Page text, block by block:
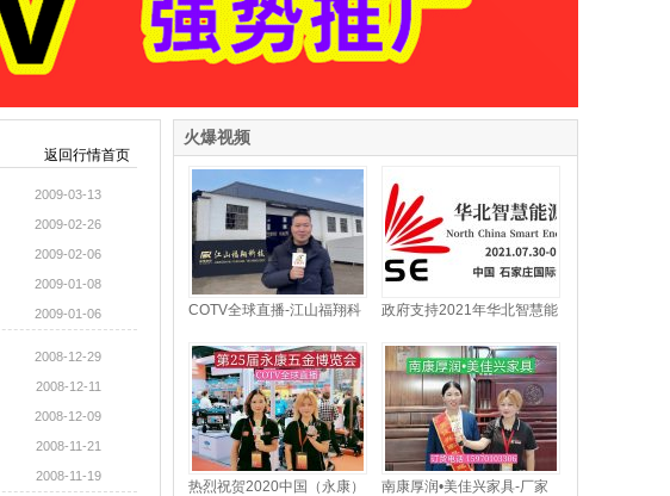
返回行情首页
2009-03-13
2009-02-26
2009-02-06
2009-01-08
2009-01-06
2008-12-29
2008-12-11
2008-12-09
2008-11-21
2008-11-19
火爆视频
COTV全球直播-江山福翔科
柱下料机、羽毛球磨头机、
羽毛球头下料机、羽毛球组
装机、勾线机、羽毛球钻孔
机等非标设备，及生产配套
台纤板、EVA发泡板等产
品，欢迎大家光临！
政府支持2021年华北智慧能
业展览会
热烈祝贺2020中国（永康）
南康厚润•美佳兴家具-厂家